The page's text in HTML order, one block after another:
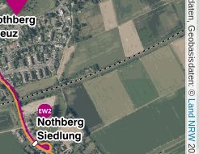
, Kartendaten, Geobasisdaten: ©
Land NRW